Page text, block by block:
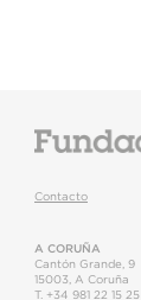
Contacto
A CORUÑA
Cantón Grande, 9
15003
A Coruña
T. +34 981 22 15 25